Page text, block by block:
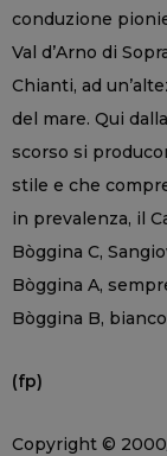
conduzione
Val d’Arno di
Chianti, ad
del mare. Qui
scorso si
stile e che
in prevalenza, il
Bòggina C,
Bòggina A,
Bòggina B,
(fp)
Copyright ©